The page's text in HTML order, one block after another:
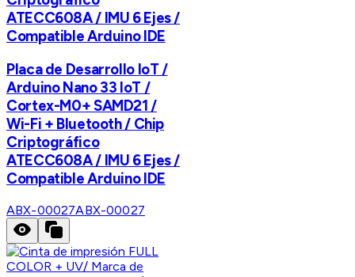
ATECC608A / IMU 6 Ejes /
Compatible Arduino IDE
Placa de Desarrollo IoT /
Arduino Nano 33 IoT /
Cortex-M0+ SAMD21 /
Wi-Fi + Bluetooth / Chip
Criptográfico
ATECC608A / IMU 6 Ejes /
Compatible Arduino IDE
ABX-00027ABX-00027